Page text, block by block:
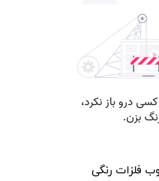
فلزات رنگی